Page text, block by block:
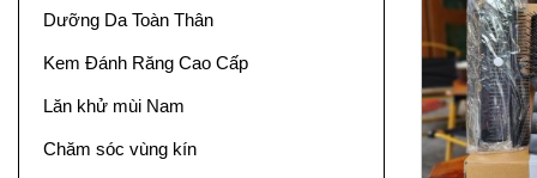
Dưỡng Da Toàn Thân
Kem Đánh Răng Cao Cấp
Lăn khử mùi Nam
Chăm sóc vùng kín